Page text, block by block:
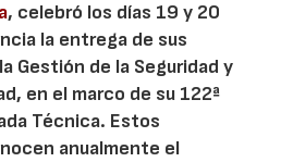
, celebró los días 19 y 20
la entrega de sus
Gestión de la Seguridad y
en el marco de su 122ª
Técnica. Estos
anualmente el